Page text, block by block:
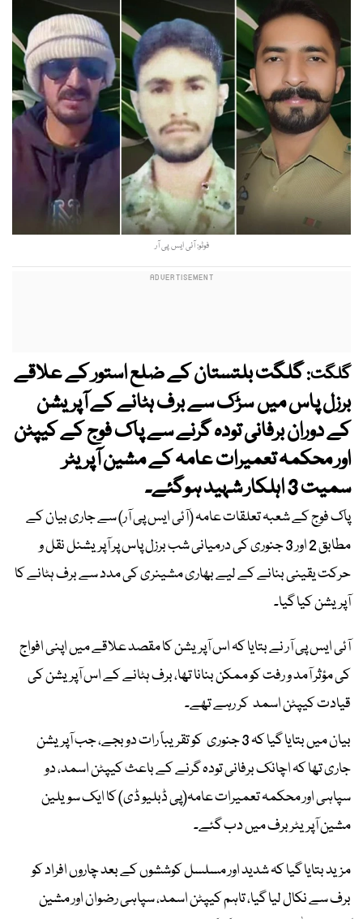
فوٹو: آئی ایس پی آر
گلگت:گلگت بلتستان کے ضلع استور کے علاقے
برزل پاس میں سڑک سے برف ہٹانے کے آپریشن
کے دوران برفانی تودہ گرنے سے پاک فوج کے کیپٹن
اور محکمہ تعمیرات عامہ کے مشین آپریٹر
سمیت 3 اہلکار شہید ہوگئے۔
پاک فوج کے شعبہ تعلقات عامہ (آئی ایس پی آر) سے جاری بیان کے
مطابق 2 اور 3 جنوری کی درمیانی شب برزل پاس پر آپریشنل نقل و
حرکت یقینی بنانے کے لیے بھاری مشینری کی مدد سے برف ہٹانے کا
آپریشن کیا گیا۔
آئی ایس پی آر نے بتایا کہ اس آپریشن کا مقصد علاقے میں اپنی افواج
کی مؤثر آمد و رفت کو ممکن بنانا تھا، برف ہٹانے کے اس آپریشن کی
قیادت کیپٹن اسمد کر رہے تھے۔
بیان میں بتایا گیا کہ 3 جنوری کو تقریباً رات دو بجے، جب آپریشن
جاری تھا کہ اچانک برفانی تودہ گرنے کے باعث کیپٹن اسمد، دو
سپاہی اور محکمہ تعمیرات عامہ(پی ڈبلیو ڈی) کا ایک سویلین
مشین آپریٹر برف میں دب گئے۔
مزید بتایا گیا کہ شدید اور مسلسل کوششوں کے بعد چاروں افراد کو
برف سے نکال لیا گیا، تاہم کیپٹن اسمد، سپاہی رضوان اور مشین